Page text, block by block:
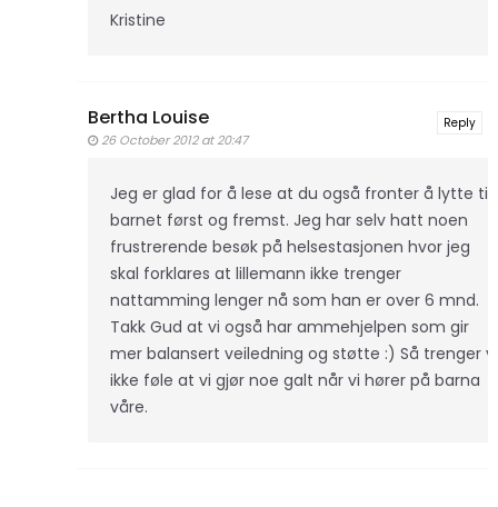
Kristine
Bertha Louise
26 October 2012 at 20:47
Jeg er glad for å lese at du også fronter å lytte til
barnet først og fremst. Jeg har selv hatt noen
frustrerende besøk på helsestasjonen hvor jeg
skal forklares at lillemann ikke trenger
nattamming lenger nå som han er over 6 mnd.
Takk Gud at vi også har ammehjelpen som gir
mer balansert veiledning og støtte :) Så trenger vi
ikke føle at vi gjør noe galt når vi hører på barna
våre.
Reply